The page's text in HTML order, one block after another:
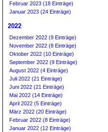
Februar 2023 (18 Einträge)
Januar 2023 (24 Einträge)
2022
Dezember 2022 (9 Einträge)
November 2022 (8 Einträge)
Oktober 2022 (10 Einträge)
September 2022 (9 Einträge)
August 2022 (4 Einträge)
Juli 2022 (21 Einträge)
Juni 2022 (21 Einträge)
Mai 2022 (14 Einträge)
April 2022 (5 Einträge)
März 2022 (20 Einträge)
Februar 2022 (8 Einträge)
Januar 2022 (12 Einträge)